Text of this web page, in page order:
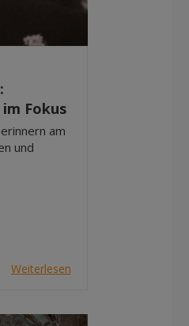
Nov 2025
Fokus
am
und
Weiterlesen